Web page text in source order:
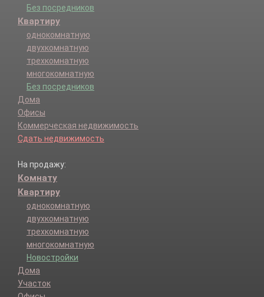
Без посредников
Квартиру
однокомнатную
двухкомнатную
трехкомнатную
многокомнатную
Без посредников
Дома
Офисы
Коммерческая недвижимость
Сдать недвижимость
На продажу:
Комнату
Квартиру
однокомнатную
двухкомнатную
трехкомнатную
многокомнатную
Новостройки
Дома
Участок